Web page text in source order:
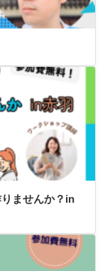
りませんか？in